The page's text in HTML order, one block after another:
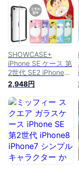
SHOWCASE+
iPhone SE ケース 第
2世代 SE2 iPhone8
iPhone7 サンリオ 写
真やメモが挟めるケ
ース クリア 推し ク
リアケース うちわ型
フレーム カバー ア
イホン アイフォン
ハードケース |
iphoneケース スマホ
ケース アイフォン8
ケース アイフォン8
2,948円